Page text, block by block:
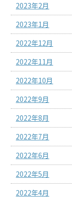
2023年2月
2023年1月
2022年12月
2022年11月
2022年10月
2022年9月
2022年8月
2022年7月
2022年6月
2022年5月
2022年4月